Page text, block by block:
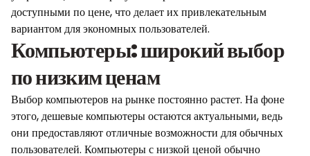
доступными по цене, что делает их привлекательным
вариантом для экономных пользователей.
Компьютеры: широкий выбор
по низким ценам
Выбор компьютеров на рынке постоянно растет. На фоне
этого, дешевые компьютеры остаются актуальными, ведь
они предоставляют отличные возможности для обычных
пользователей. Компьютеры с низкой ценой обычно